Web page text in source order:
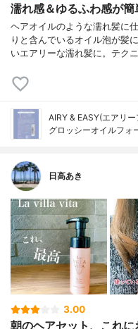
濡れ感＆ゆるふわ感が
ヘアオイルのような濡れ髪に
りと含んでいるオイル泡が髪
いエアリーな濡れ髪に。テク
AIRY & EASY(エアリ
グロッシーオイルフォ
日高あき
3.00
朝のヘアセット、これに